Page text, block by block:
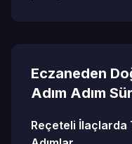
Eczaneden
Adım Adım
Reçeteli İlaçlarda